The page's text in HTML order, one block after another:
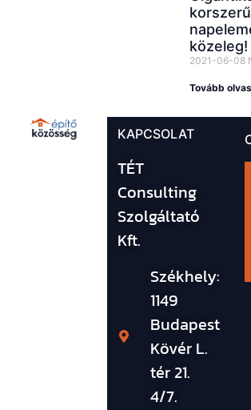
közeleg!
2021-06-08
Tovább
KAPCSOLAT
TÉT
Consulting
Szolgáltató
Kft.
Székhely:
1149
Budapest
Kövér L.
tér 21.
4/7.